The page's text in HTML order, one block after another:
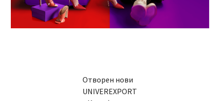
Отворен нови
UNIVEREXPORT